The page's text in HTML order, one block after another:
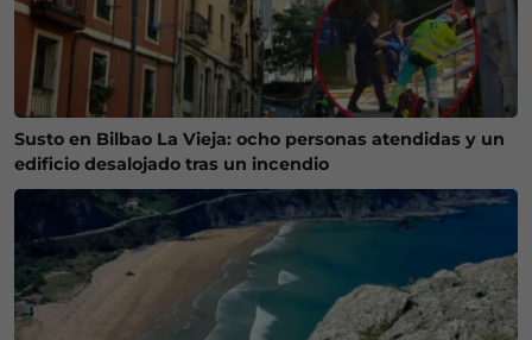
Susto en Bilbao La Vieja: ocho personas atendidas y un
edificio desalojado tras un incendio